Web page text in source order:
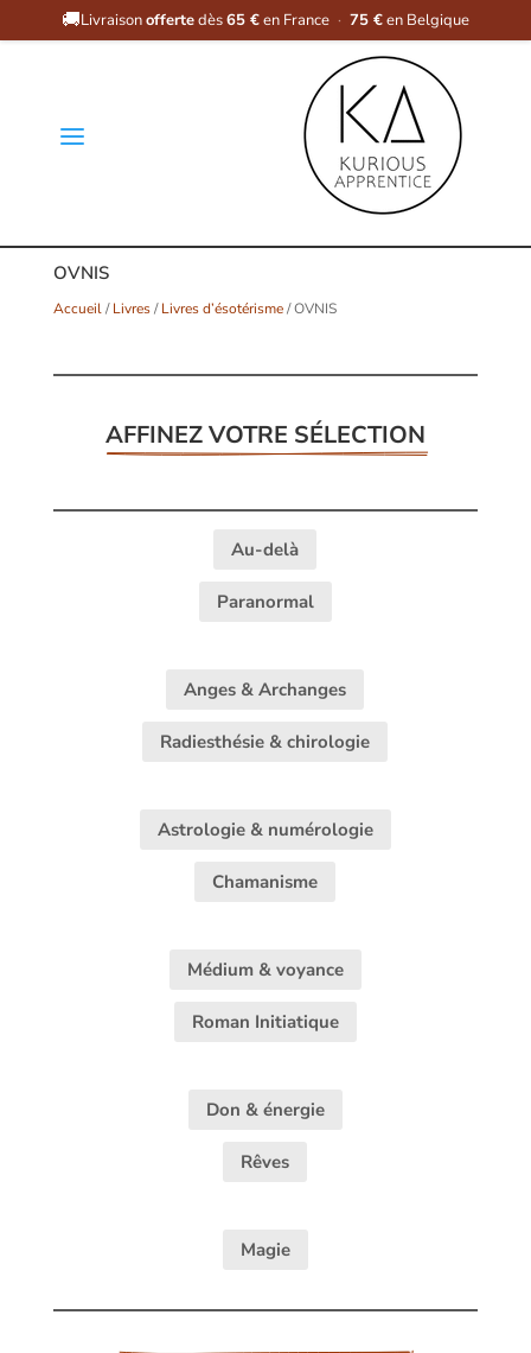
🚚Livraisonoffertedès65 €en France · 75 €en Belgique
a
OVNIS
Accueil/Livres/Livres d’ésotérisme/ OVNIS
AFFINEZ VOTRE SÉLECTION
Au-delà
Paranormal
Anges & Archanges
Radiesthésie & chirologie
Astrologie & numérologie
Chamanisme
Médium & voyance
Roman Initiatique
Don & énergie
Rêves
Magie